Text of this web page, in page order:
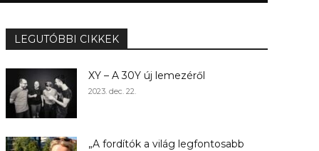
LEGUTÓBBI CIKKEK
XY – A 30Y új lemezéről
2023. dec. 22.
„A fordítók a világ legfontosabb